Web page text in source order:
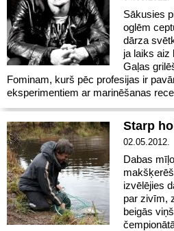
Sākusies
oglēm
dārza
ja laiks aiz
Gaļas
Fominam, kurš pēc profesijas ir
eksperimentiem ar marinēšanas
Starp
02.05.2012.
Dabas
izvēlējies
par zivīm,
beigās